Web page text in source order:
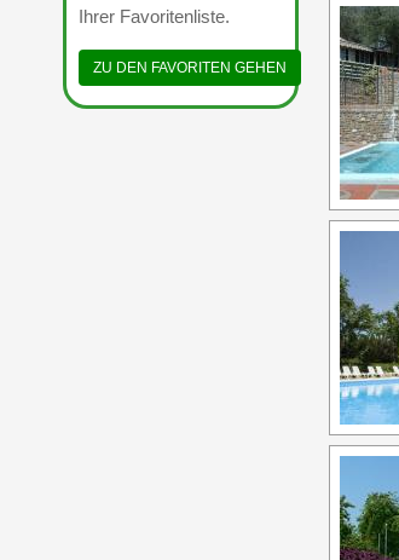
Ihrer Favoritenliste.
ZU DEN FAVORITEN GEHEN